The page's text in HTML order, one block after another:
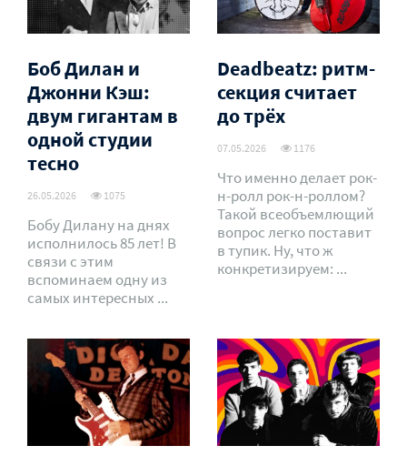
Боб Дилан и
Джонни Кэш:
двум гигантам в
одной студии
тесно
26.05.2026 1075
Бобу Дилану на днях
исполнилось 85 лет! В
связи с этим
вспоминаем одну из
самых интересных ...
Deadbeatz: ритм-
секция считает
до трёх
07.05.2026 1176
Что именно делает рок-
н-ролл рок-н-роллом?
Такой всеобъемлющий
вопрос легко поставит
в тупик. Ну, что ж
конкретизируем: ...